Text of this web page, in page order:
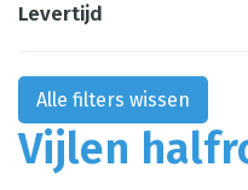
Vijlen
Levertijd
Alle filters wissen